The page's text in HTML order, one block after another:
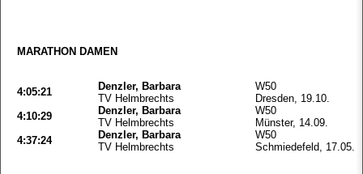
MARATHON DAMEN
4:05:21
Denzler, Barbara
TV Helmbrechts
W50
Dresden, 19.10.
4:10:29
Denzler, Barbara
TV Helmbrechts
W50
Münster, 14.09.
4:37:24
Denzler, Barbara
TV Helmbrechts
W50
Schmiedefeld, 17.05.